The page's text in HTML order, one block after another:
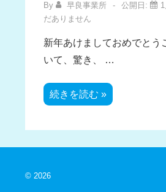
By 早良事業所 公開日:
だありません
新年あけましておめでとう
いて、驚き、 …
🎍
新
続きを読む »
© 2026